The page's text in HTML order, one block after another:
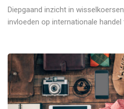
Diepgaand inzicht in
invloeden op internationale